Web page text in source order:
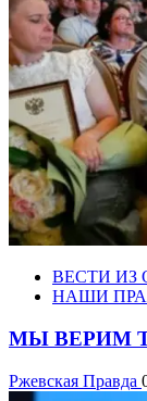
ВЕСТИ ИЗ
НАШИ
МЫ ВЕРИМ
Ржевская Правда